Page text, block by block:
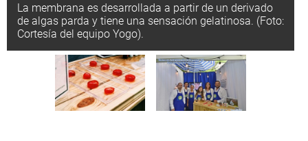
La membrana es desarrollada a partir de un derivado
de algas parda y tiene una sensación gelatinosa. (Foto:
Cortesía del equipo Yogo).